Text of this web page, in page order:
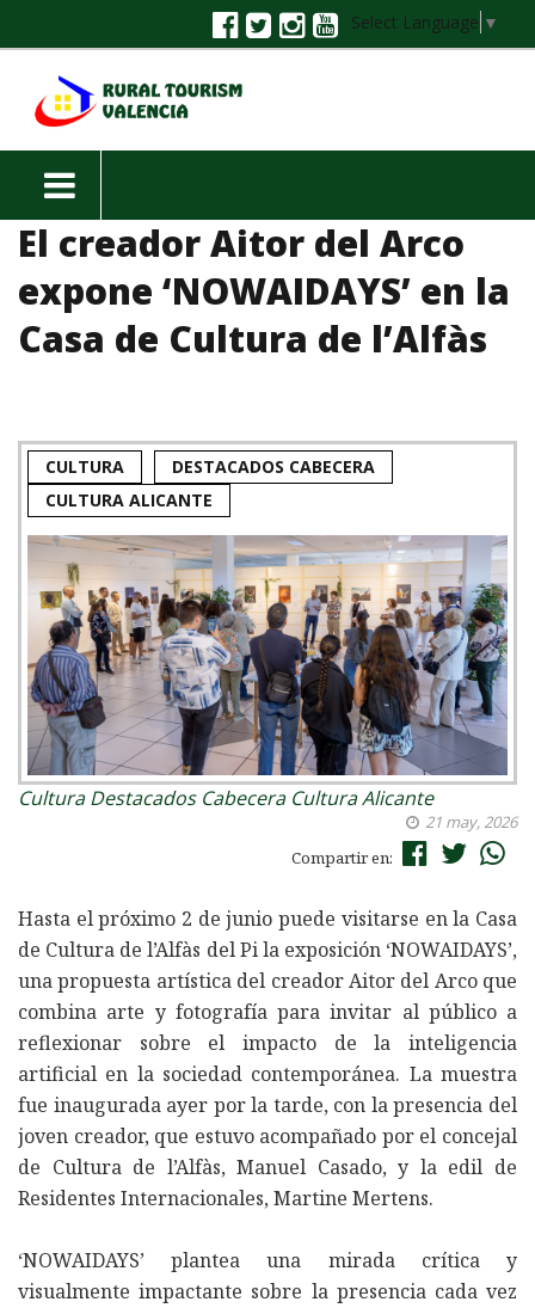
Select Language ▼
El creador Aitor del Arco
expone ‘NOWAIDAYS’ en la
Casa de Cultura de l’Alfàs
CULTURA
DESTACADOS CABECERA
CULTURA ALICANTE
Cultura Destacados Cabecera Cultura Alicante
21 may, 2026
Compartir en:
Hasta el próximo 2 de junio puede visitarse en la Casa
de Cultura de l’Alfàs del Pi la exposición ‘NOWAIDAYS’,
una propuesta artística del creador Aitor del Arco que
combina arte y fotografía para invitar al público a
reflexionar sobre el impacto de la inteligencia
artificial en la sociedad contemporánea. La muestra
fue inaugurada ayer por la tarde, con la presencia del
joven creador, que estuvo acompañado por el concejal
de Cultura de l’Alfàs, Manuel Casado, y la edil de
Residentes Internacionales, Martine Mertens.
‘NOWAIDAYS’ plantea una mirada crítica y
visualmente impactante sobre la presencia cada vez